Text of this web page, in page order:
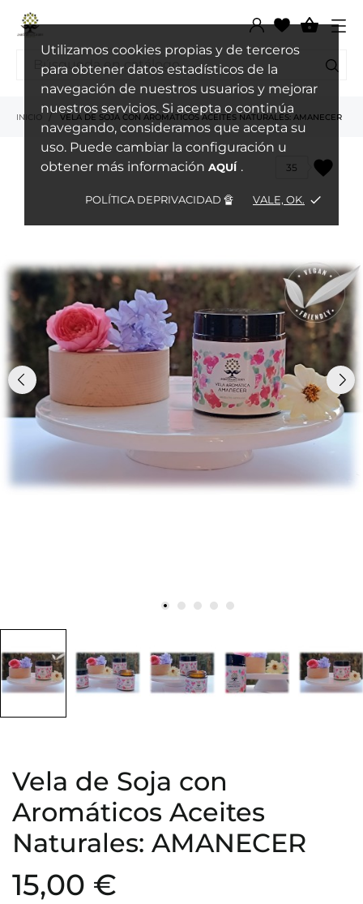
Utilizamos cookies propias y de terceros
para obtener datos estadísticos de la
navegación de nuestros usuarios y mejorar
nuestros servicios. Si acepta o continúa
navegando, consideramos que acepta su
uso. Puede cambiar la configuración u
obtener más información AQUÍ .
POLÍTICA DEPRIVACIDAD 🔏 VALE, OK. done

INICIO VELA DE SOJA CON AROMÁTICOS ACEITES NATURALES: AMANECER
favorite
35
Vela de Soja con
Aromáticos Aceites
Naturales: AMANECER
15,00 €